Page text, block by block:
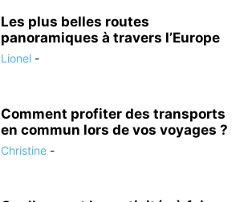
Les plus belles routes
panoramiques à travers l’Europe
Lionel -
Comment profiter des transports
en commun lors de vos voyages ?
Christine -